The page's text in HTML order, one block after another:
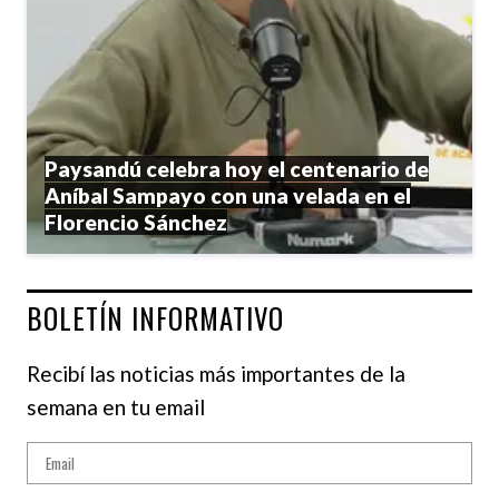
Paysandú celebra hoy el centenario de
Aníbal Sampayo con una velada en el
Florencio Sánchez
BOLETÍN INFORMATIVO
Recibí las noticias más importantes de la
semana en tu email